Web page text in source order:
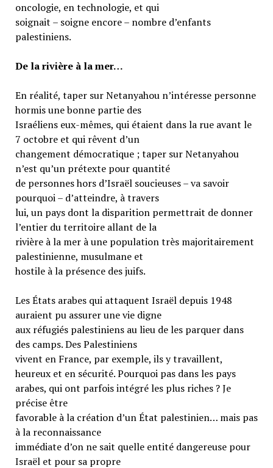
oncologie, en technologie, et qui
soignait – soigne encore – nombre d’enfants
palestiniens.
De la rivière à la mer…
En réalité, taper sur Netanyahou n’intéresse personne
hormis une bonne partie des
Israéliens eux-mêmes, qui étaient dans la rue avant le
7 octobre et qui rêvent d’un
changement démocratique ; taper sur Netanyahou
n’est qu’un prétexte pour quantité
de personnes hors d’Israël soucieuses – va savoir
pourquoi – d’atteindre, à travers
lui, un pays dont la disparition permettrait de donner
l’entier du territoire allant de la
rivière à la mer à une population très majoritairement
palestinienne, musulmane et
hostile à la présence des juifs.
Les États arabes qui attaquent Israël depuis 1948
auraient pu assurer une vie digne
aux réfugiés palestiniens au lieu de les parquer dans
des camps. Des Palestiniens
vivent en France, par exemple, ils y travaillent,
heureux et en sécurité. Pourquoi pas dans les pays
arabes, qui ont parfois intégré les plus riches ? Je
précise être
favorable à la création d’un État palestinien… mais pas
à la reconnaissance
immédiate d’on ne sait quelle entité dangereuse pour
Israël et pour sa propre